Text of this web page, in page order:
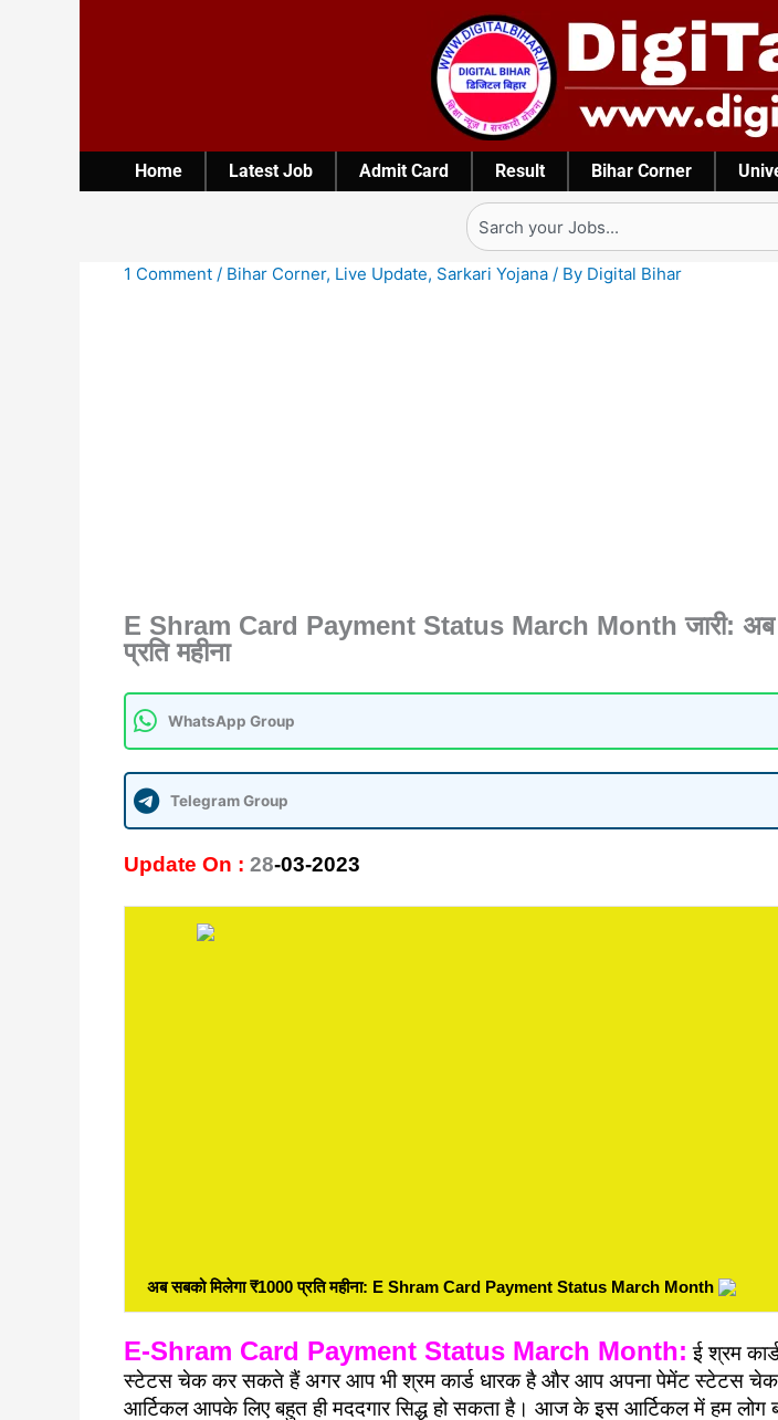
Home Latest Job Admit Card Result Bihar Corner
Search
1 Comment / Bihar Corner, Live Update, Sarkari Yojana / By Digital Bihar
E Shram Card Payment Status March Month जारी: अब
प्रति महीना
WhatsApp Group
Telegram Group
Update On : 28-03-2023
अब सबको मिलेगा ₹1000 प्रति महीना: E Shram Card Payment Status March Month
E-Shram Card Payment Status March Month: ई श्रम
स्टेटस चेक कर सकते हैं अगर आप भी श्रम कार्ड धारक है और आप अपना पेमेंट स्टेटस चेक
आर्टिकल आपके लिए बहुत ही मददगार सिद्ध हो सकता है। आज के इस आर्टिकल में हम लोग